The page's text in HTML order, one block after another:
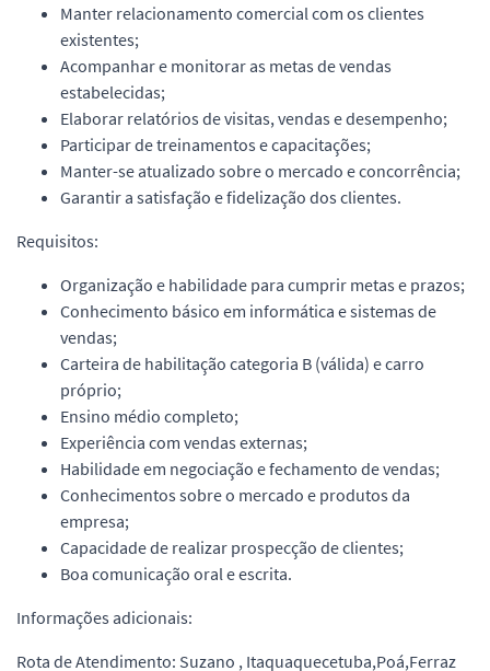
Manter relacionamento comercial com os clientes
existentes;
Acompanhar e monitorar as metas de vendas
estabelecidas;
Elaborar relatórios de visitas, vendas e desempenho;
Participar de treinamentos e capacitações;
Manter-se atualizado sobre o mercado e concorrência;
Garantir a satisfação e fidelização dos clientes.
Requisitos:
Organização e habilidade para cumprir metas e prazos;
Conhecimento básico em informática e sistemas de
vendas;
Carteira de habilitação categoria B (válida) e carro
próprio;
Ensino médio completo;
Experiência com vendas externas;
Habilidade em negociação e fechamento de vendas;
Conhecimentos sobre o mercado e produtos da
empresa;
Capacidade de realizar prospecção de clientes;
Boa comunicação oral e escrita.
Informações adicionais:
Rota de Atendimento: Suzano , Itaquaquecetuba,Poá,Ferraz